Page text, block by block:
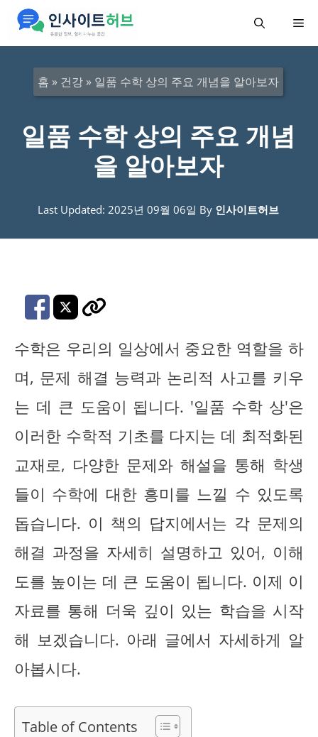
메
홈 » 건강 » 일품 수학 상의 주요 개념을 알아보자
일품 수학 상의 주요 개념
을 알아보자
Last Updated: 2025년 09월 06일 By 인사이트허브
수학은 우리의 일상에서 중요한 역할을 하
며, 문제 해결 능력과 논리적 사고를 키우
는 데 큰 도움이 됩니다. '일품 수학 상'은
이러한 수학적 기초를 다지는 데 최적화된
교재로, 다양한 문제와 해설을 통해 학생
들이 수학에 대한 흥미를 느낄 수 있도록
돕습니다. 이 책의 답지에서는 각 문제의
해결 과정을 자세히 설명하고 있어, 이해
도를 높이는 데 큰 도움이 됩니다. 이제 이
자료를 통해 더욱 깊이 있는 학습을 시작
해 보겠습니다. 아래 글에서 자세하게 알
아봅시다.
Table of Contents